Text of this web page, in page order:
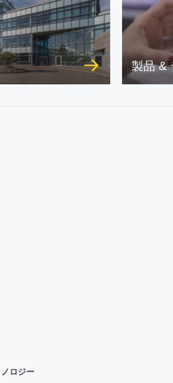
製品 &
ロジー